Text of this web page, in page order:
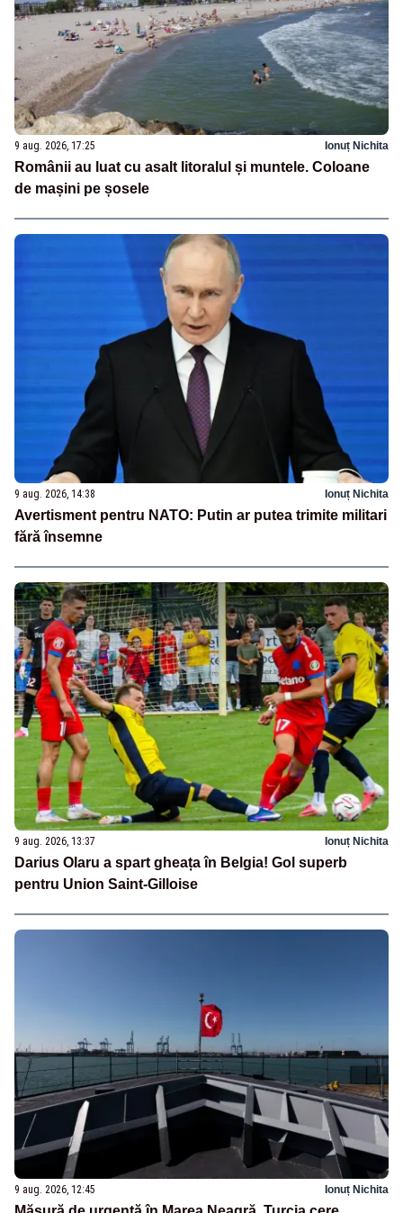
9 aug. 2026, 17:25 Ionuț Nichita
Românii au luat cu asalt litoralul și muntele. Coloane
de mașini pe șosele
9 aug. 2026, 14:38 Ionuț Nichita
Avertisment pentru NATO: Putin ar putea trimite militari
fără însemne
9 aug. 2026, 13:37 Ionuț Nichita
Darius Olaru a spart gheața în Belgia! Gol superb
pentru Union Saint-Gilloise
9 aug. 2026, 12:45 Ionuț Nichita